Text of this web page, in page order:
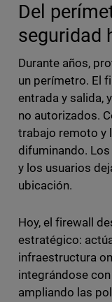
Del
seguridad
Durante años,
un perímetro. El
entrada y salida,
no autorizados.
trabajo remoto y
difuminando.
y los usuarios
ubicación.
Hoy, el firewall
estratégico:
infraestructura
integrándose
ampliando las